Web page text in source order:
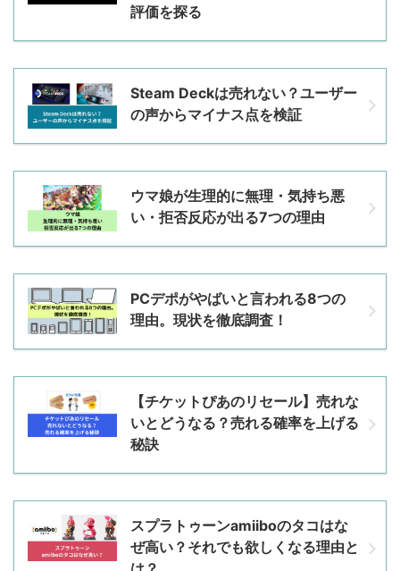
評価を探る
Steam Deckは売れない？ユーザー
の声からマイナス点を検証
ウマ娘が生理的に無理・気持ち悪
い・拒否反応が出る7つの理由
PCデポがやばいと言われる8つの
理由。現状を徹底調査！
【チケットぴあのリセール】売れな
いとどうなる？売れる確率を上げる
秘訣
スプラトゥーンamiiboのタコはな
ぜ高い？それでも欲しくなる理由と